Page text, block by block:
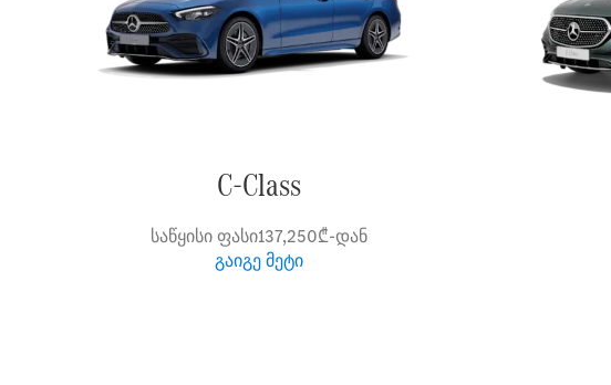
C-Class
საწყისი ფასი137,250₾-დან
გაიგე მეტი